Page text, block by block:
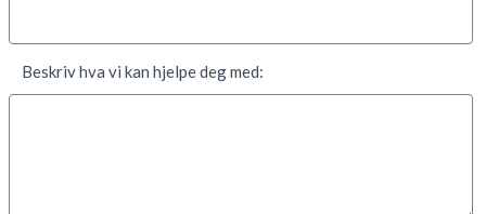
Beskriv hva vi kan hjelpe deg med: